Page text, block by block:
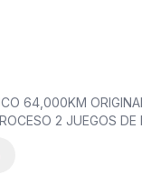
64,000KM
2 JUEGOS
AIRE